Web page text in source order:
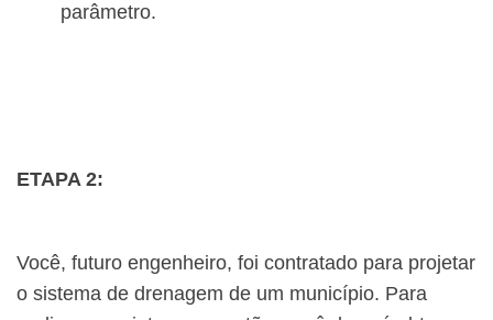
parâmetro.
ETAPA 2:
Você, futuro engenheiro, foi contratado para projetar
o sistema de drenagem de um município. Para